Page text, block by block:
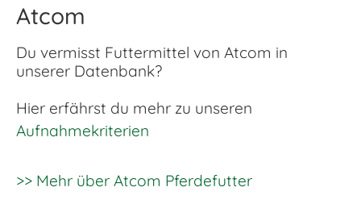
Atcom
Du vermisst Futtermittel von Atcom in
unserer Datenbank?
Hier erfährst du mehr zu unseren
Aufnahmekriterien
>> Mehr über Atcom Pferdefutter